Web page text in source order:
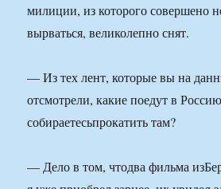
милиции, из которого совершено
вырваться, великолепно снят.
— Из тех лент, которые вы на
отсмотрели, какие поедут в
собираетесьпрокатить там?
— Дело в том, чтодва фильма